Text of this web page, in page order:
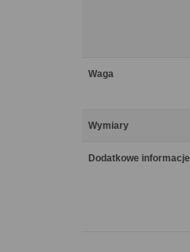
Waga
Wymiary
Dodatkowe informacje